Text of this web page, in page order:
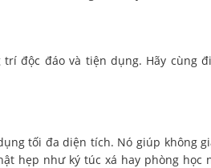
độc đáo và tiện dụng. Hãy cùng
tối đa diện tích. Nó giúp không
hẹp như ký túc xá hay phòng học